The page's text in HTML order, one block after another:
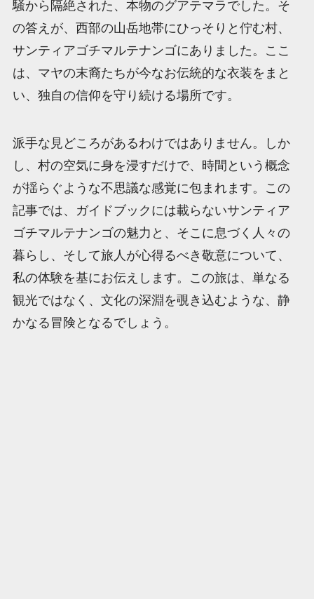
騒から隔絶された、本物のグアテマラでした。そ
の答えが、西部の山岳地帯にひっそりと佇む村、
サンティアゴチマルテナンゴにありました。ここ
は、マヤの末裔たちが今なお伝統的な衣装をまと
い、独自の信仰を守り続ける場所です。
派手な見どころがあるわけではありません。しか
し、村の空気に身を浸すだけで、時間という概念
が揺らぐような不思議な感覚に包まれます。この
記事では、ガイドブックには載らないサンティア
ゴチマルテナンゴの魅力と、そこに息づく人々の
暮らし、そして旅人が心得るべき敬意について、
私の体験を基にお伝えします。この旅は、単なる
観光ではなく、文化の深淵を覗き込むような、静
かなる冒険となるでしょう。